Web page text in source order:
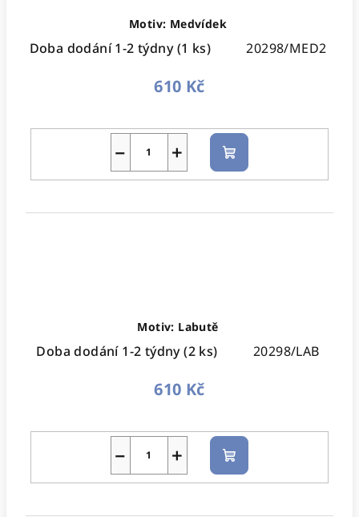
Motiv: Medvídek
Doba dodání 1-2 týdny(1 ks) 20298/MED2
610 Kč
+
− Do
košíku
Motiv: Labutě
Doba dodání 1-2 týdny(2 ks) 20298/LAB
610 Kč
+
− Do
košíku